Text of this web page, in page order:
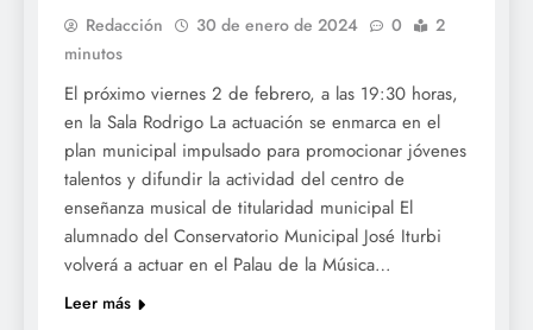
Redacción 30 de enero de 2024 0
2
minutos
El próximo viernes 2 de febrero, a las 19:30 horas,
en la Sala Rodrigo La actuación se enmarca en el
plan municipal impulsado para promocionar jóvenes
talentos y difundir la actividad del centro de
enseñanza musical de titularidad municipal El
alumnado del Conservatorio Municipal José Iturbi
volverá a actuar en el Palau de la Música…
Leer más